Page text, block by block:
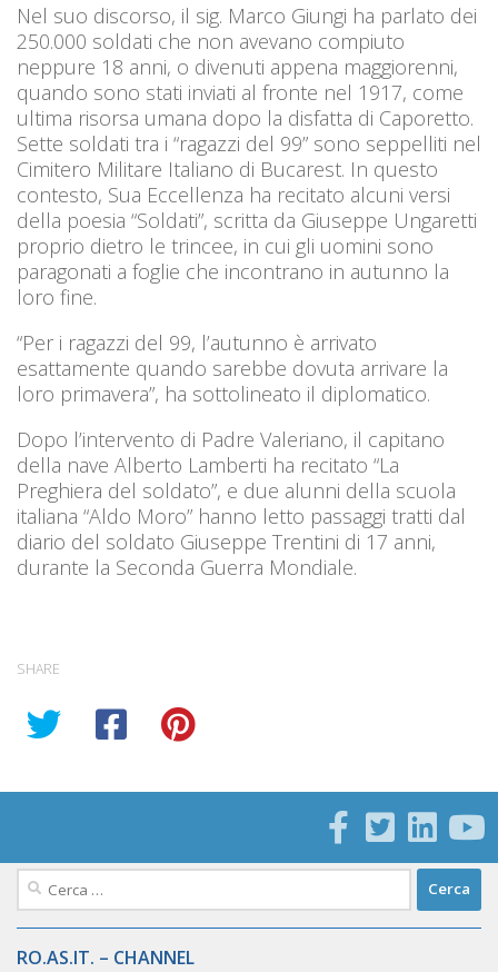
Nel suo discorso, il sig. Marco Giungi ha parlato dei
250.000 soldati che non avevano compiuto
neppure 18 anni, o divenuti appena maggiorenni,
quando sono stati inviati al fronte nel 1917, come
ultima risorsa umana dopo la disfatta di Caporetto.
Sette soldati tra i “ragazzi del 99” sono seppelliti nel
Cimitero Militare Italiano di Bucarest. In questo
contesto, Sua Eccellenza ha recitato alcuni versi
della poesia “Soldati”, scritta da Giuseppe Ungaretti
proprio dietro le trincee, in cui gli uomini sono
paragonati a foglie che incontrano in autunno la
loro fine.
“Per i ragazzi del 99, l’autunno è arrivato
esattamente quando sarebbe dovuta arrivare la
loro primavera”, ha sottolineato il diplomatico.
Dopo l’intervento di Padre Valeriano, il capitano
della nave Alberto Lamberti ha recitato “La
Preghiera del soldato”, e due alunni della scuola
italiana “Aldo Moro” hanno letto passaggi tratti dal
diario del soldato Giuseppe Trentini di 17 anni,
durante la Seconda Guerra Mondiale.
SHARE
Ricerca
RO.AS.IT. – CHANNEL